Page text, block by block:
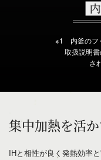
※1 内釜のフ
取扱説明
さ
集中加熱を活か
IHと相性が良く発熱効率